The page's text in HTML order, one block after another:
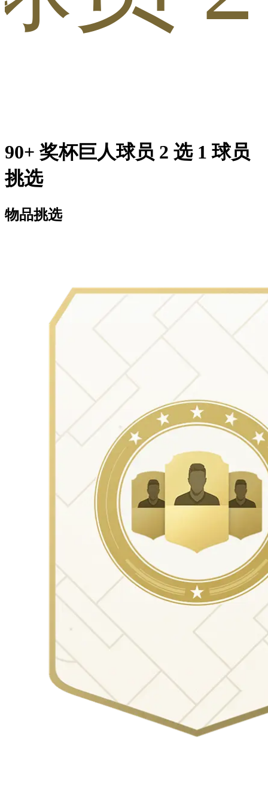
90+ 奖杯巨人球员 2 选 1 球员
挑选
物品挑选